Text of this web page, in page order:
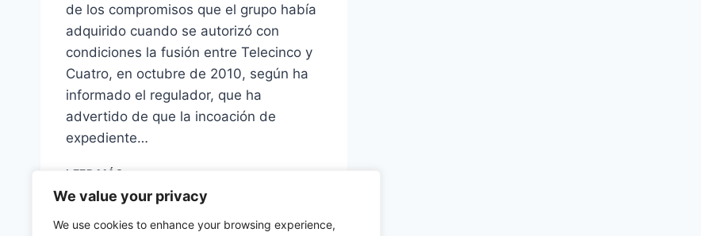
We value your privacy
We use cookies to enhance your browsing experience,
de los compromisos que el grupo había
adquirido cuando se autorizó con
condiciones la fusión entre Telecinco y
Cuatro, en octubre de 2010, según ha
informado el regulador, que ha
advertido de que la incoación de
expediente…
LEER MÁS
INCUMPLE
LAS